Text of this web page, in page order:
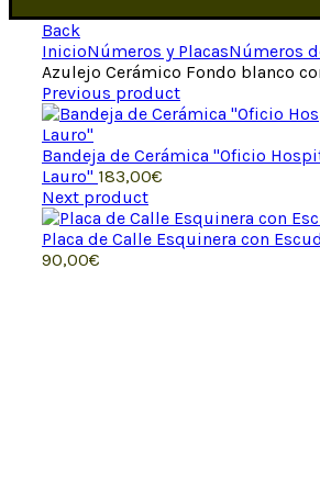
Back
InicioNúmeros y PlacasNúmeros
Azulejo Cerámico Fondo blanco
Previous product
Bandeja de Cerámica "Oficio
Lauro" 183,00€
Next product
Placa de Calle Esquinera con
90,00€